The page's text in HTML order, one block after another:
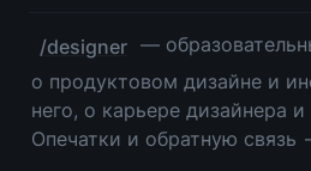
/designer —
о продуктовом дизайне и
него, о карьере дизайнера
Опечатки и обратную связь